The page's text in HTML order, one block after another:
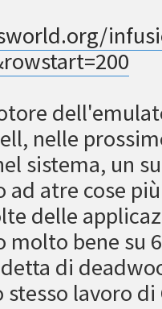
nelle
sistema, un
ad atre cose
delle
molto bene su
di
lavoro di